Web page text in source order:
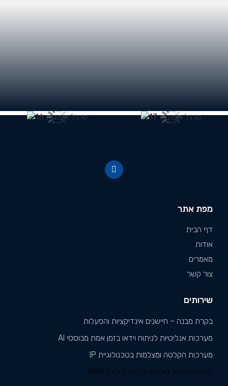
מפת אתר
דף הבית
אודות
מאמרים
צור קשר
שירותים
בקרת מבנה – חיישנים אינדיקציות והפעלות
מערכות אנליטיות לניתוח וידאו בזמן אמת מבוססי AI
מערכות הקלטה ומצלמות בטכנולוגיית IP
מערכות ניהול שליטה ובקרה (שו"ב) VMS